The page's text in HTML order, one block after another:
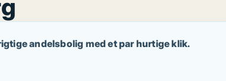
andelsbolig med et par hurtige klik.